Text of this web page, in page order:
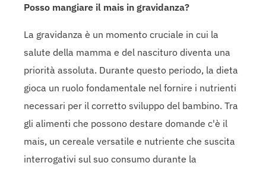
Posso mangiare il mais in gravidanza?
La gravidanza è un momento cruciale in cui la
salute della mamma e del nascituro diventa una
priorità assoluta. Durante questo periodo, la dieta
gioca un ruolo fondamentale nel fornire i nutrienti
necessari per il corretto sviluppo del bambino. Tra
gli alimenti che possono destare domande c'è il
mais, un cereale versatile e nutriente che suscita
interrogativi sul suo consumo durante la